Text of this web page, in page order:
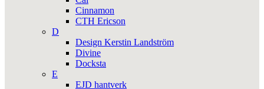
Cinnamon
CTH Ericson
D
Design Kerstin Landström
Divine
Docksta
E
EJD hantverk